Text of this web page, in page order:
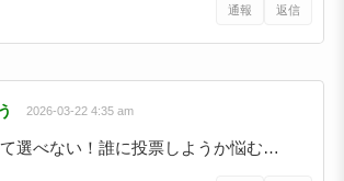
通報 返信
2026-03-22 4:35 am
選べない！誰に投票しようか悩む…